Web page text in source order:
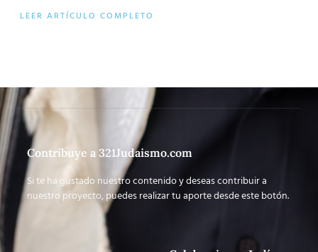
LEER ARTÍCULO COMPLETO
Contribuye a 321Judaismo.com
Si te ha gustado nuestro contenido y deseas contribuir a
nuestro proyecto, puedes realizar tu aporte desde este botón.